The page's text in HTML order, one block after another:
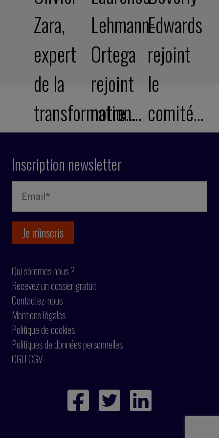
Zara,
expert
de la
transformation…
Lehmann-
Ortega
rejoint
notre…
Edwards
rejoint
le
comité…
Inscription newsletter
Qui sommes nous ?
Recevez un dossier gratuit
Contactez-nous
Mentions légales
Politique de cookies
Politiques de données personnelles
CGU CGV